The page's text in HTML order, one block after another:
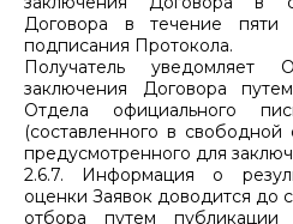
Договора в течение
подписания Протокола.
Получатель
заключения Договора
Отдела официального
(составленного в
предусмотренного для
2.6.7. Информация о
оценки Заявок доводится до
отбора путем